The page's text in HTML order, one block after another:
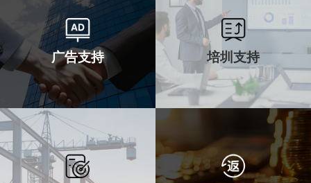
活动支持
日常促销活动
总部专业人士协助
物料支持
店面销售物料
总部统一制作
广告支持
广告支持
培圳支持
培圳支持